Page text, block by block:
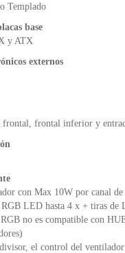
Templado
base
y ATX
externos
frontal, frontal inferior y
con Max 10W por canal
LED hasta 4 x + tiras de
no es compatible con
el control del ventilador